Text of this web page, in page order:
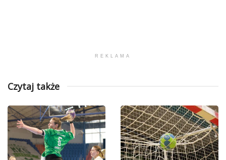
REKLAMA
Czytaj także